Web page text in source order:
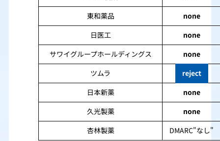
東和薬品
none
日医工
none
サワイグループホールディングス
none
ツムラ
reject
日本新薬
none
久光製薬
none
杏林製薬
DMARC"なし"